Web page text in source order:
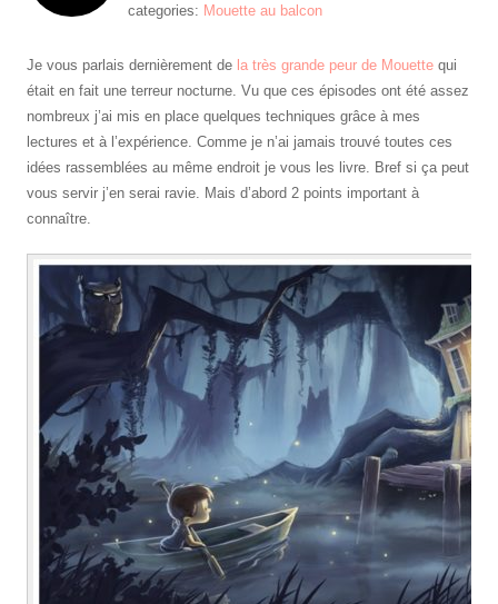
categories: Mouette au balcon
Je vous parlais dernièrement de la très grande peur de Mouette qui
était en fait une terreur nocturne. Vu que ces épisodes ont été assez
nombreux j’ai mis en place quelques techniques grâce à mes
lectures et à l’expérience. Comme je n’ai jamais trouvé toutes ces
idées rassemblées au même endroit je vous les livre. Bref si ça peut
vous servir j’en serai ravie. Mais d’abord 2 points important à
connaître.